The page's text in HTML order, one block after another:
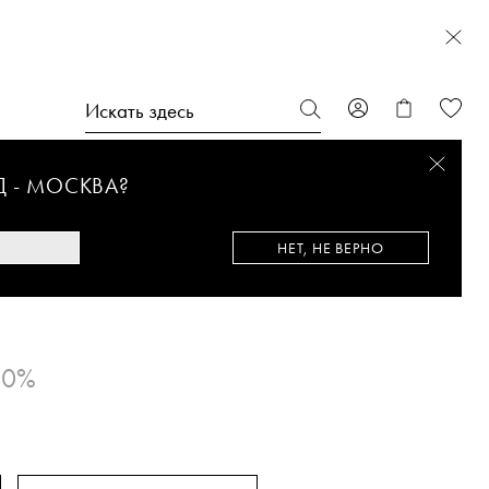
- МОСКВА?
НЕТ, НЕ ВЕРНО